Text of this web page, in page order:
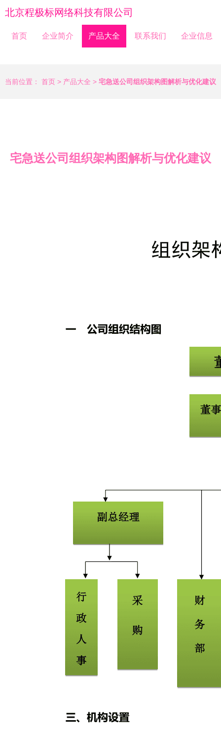
北京程极标网络科技有限公司
首页 企业简介 产品大全 联系我们 企业信息
当前位置： 首页 > 产品大全 > 宅急送公司组织架构图解析与优化建议
宅急送公司组织架构图解析与优化建议